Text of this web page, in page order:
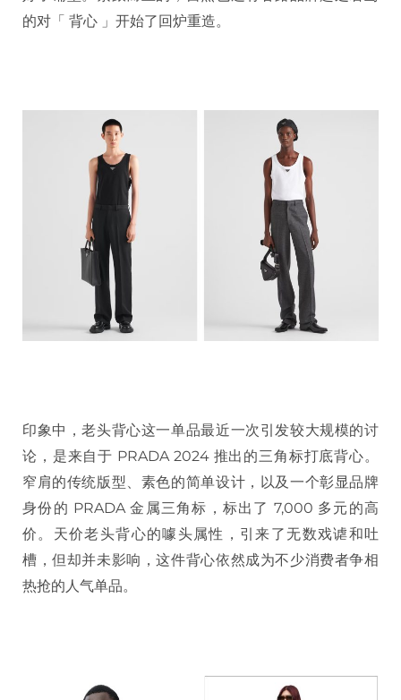
的对「 背心 」开始了回炉重造。
印象中，老头背心这一单品最近一次引发较大规模的讨
论，是来自于 PRADA 2024 推出的三角标打底背心。
窄肩的传统版型、素色的简单设计，以及一个彰显品牌
身份的 PRADA 金属三角标，标出了 7,000 多元的高
价。天价老头背心的噱头属性，引来了无数戏谑和吐
槽，但却并未影响，这件背心依然成为不少消费者争相
热抢的人气单品。